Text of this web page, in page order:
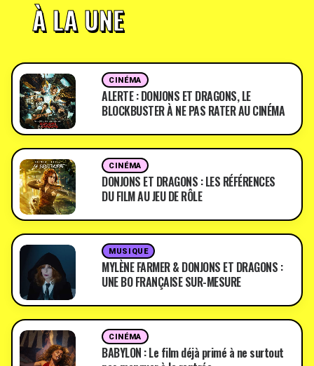
À LA UNE
CINÉMA
ALERTE : DONJONS ET DRAGONS, LE
BLOCKBUSTER À NE PAS RATER AU CINÉMA
CINÉMA
DONJONS ET DRAGONS : LES RÉFÉRENCES
DU FILM AU JEU DE RÔLE
MUSIQUE
MYLÈNE FARMER & DONJONS ET DRAGONS :
UNE BO FRANÇAISE SUR-MESURE
CINÉMA
BABYLON : Le film déjà primé à ne surtout